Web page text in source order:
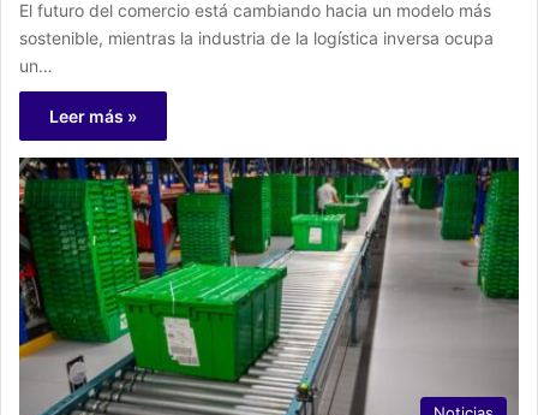
El futuro del comercio está cambiando hacia un modelo más
sostenible, mientras la industria de la logística inversa ocupa
un…
Leer más »